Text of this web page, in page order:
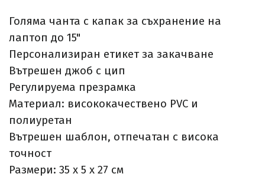
Голяма чанта с капак за съхранение на
лаптоп до 15"
Персонализиран етикет за закачване
Вътрешен джоб с цип
Регулируема презрамка
Материал: висококачествено PVC и
полиуретан
Вътрешен шаблон, отпечатан с висока
точност
Размери: 35 х 5 х 27 см